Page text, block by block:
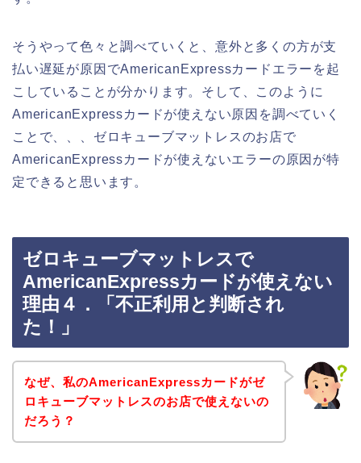
そうやって色々と調べていくと、意外と多くの方が支
払い遅延が原因でAmericanExpressカードエラーを起
こしていることが分かります。そして、このように
AmericanExpressカードが使えない原因を調べていく
ことで、、、ゼロキューブマットレスのお店で
AmericanExpressカードが使えないエラーの原因が特
定できると思います。
ゼロキューブマットレスで
AmericanExpressカードが使えない
理由４．「不正利用と判断され
た！」
なぜ、私のAmericanExpressカードがゼ
ロキューブマットレスのお店で使えないの
だろう？